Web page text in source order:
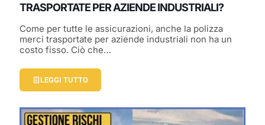
TRASPORTATE PER AZIENDE INDUSTRIALI?
Come per tutte le assicurazioni, anche la polizza
merci trasportate per aziende industriali non ha un
costo fisso. Ciò che…
LEGGI TUTTO